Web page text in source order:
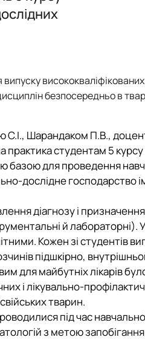
Звіт гуртка
Фотогалерея
Звіт гуртка
Фотогалерея
безпосередньо в
С.І., Шарандаком П.В.,
практика студентам 5
базою для проведення
дослідне господарство
діагнозу і
й
Кожен зі студентів
підшкірно,
для майбутніх лікарів
і лікувально-
тварин.
під час
з метою запобігання